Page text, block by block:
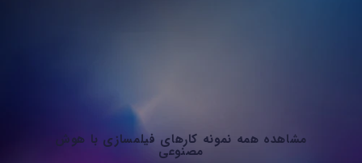
مشاهده همه نمونه کارهای فیلمسازی با هوش
مصنوعی